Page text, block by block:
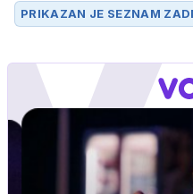
PRIKAZAN JE SEZNAM
O BESEDOUTOPITEV.